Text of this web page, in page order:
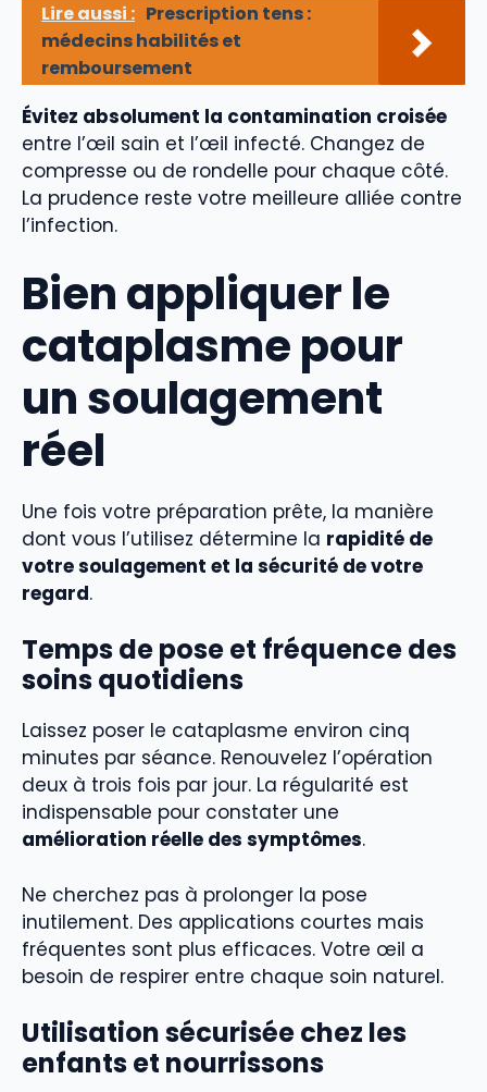
Lire aussi : Prescription tens :
médecins habilités et
remboursement
Évitez absolument la contamination croisée
entre l’œil sain et l’œil infecté. Changez de
compresse ou de rondelle pour chaque côté.
La prudence reste votre meilleure alliée contre
l’infection.
Bien appliquer le
cataplasme pour
un soulagement
réel
Une fois votre préparation prête, la manière
dont vous l’utilisez détermine la rapidité de
votre soulagement et la sécurité de votre
regard.
Temps de pose et fréquence des
soins quotidiens
Laissez poser le cataplasme environ cinq
minutes par séance. Renouvelez l’opération
deux à trois fois par jour. La régularité est
indispensable pour constater une
amélioration réelle des symptômes.
Ne cherchez pas à prolonger la pose
inutilement. Des applications courtes mais
fréquentes sont plus efficaces. Votre œil a
besoin de respirer entre chaque soin naturel.
Utilisation sécurisée chez les
enfants et nourrissons